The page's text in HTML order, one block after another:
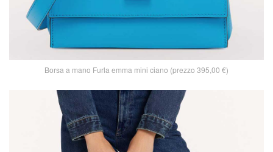
Borsa a mano Furla emma mini ciano (prezzo 395,00 €)